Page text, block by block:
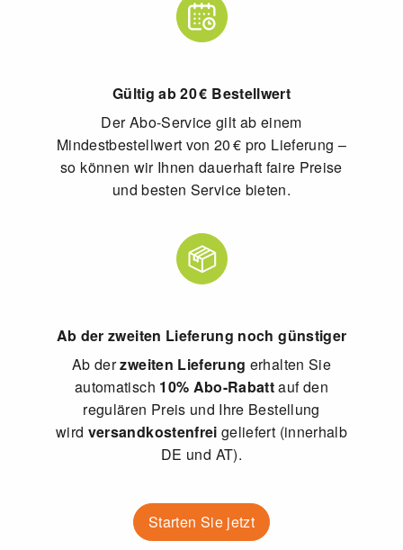
Gültig ab 20 € Bestellwert
Der Abo-Service gilt ab einem
Mindestbestellwert von 20 € pro Lieferung –
so können wir Ihnen dauerhaft faire Preise
und besten Service bieten.
Ab der zweiten Lieferung noch günstiger
Ab derzweiten Lieferung erhalten Sie
automatisch 10% Abo-Rabattauf den
regulären Preis und Ihre Bestellung
wird versandkostenfrei geliefert (innerhalb
DE und AT).
Starten Sie jetzt